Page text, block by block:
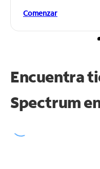
Comenzar
Encuentra
Spectrum